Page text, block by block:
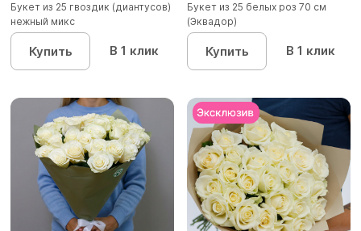
Букет из 25 гвоздик (диантусов)
нежный микс
Купить В 1 клик
Букет из 25 белых роз 70 см
(Эквадор)
Купить В 1 клик